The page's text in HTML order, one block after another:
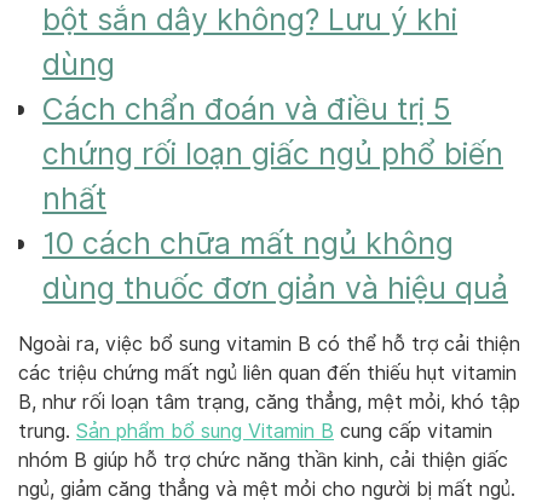
bột sắn dây không? Lưu ý khi
dùng
Cách chẩn đoán và điều trị 5
chứng rối loạn giấc ngủ phổ biến
nhất
10 cách chữa mất ngủ không
dùng thuốc đơn giản và hiệu quả
Ngoài ra, việc bổ sung vitamin B có thể hỗ trợ cải thiện
các triệu chứng mất ngủ liên quan đến thiếu hụt vitamin
B, như rối loạn tâm trạng, căng thẳng, mệt mỏi, khó tập
trung. Sản phẩm bổ sung Vitamin B cung cấp vitamin
nhóm B giúp hỗ trợ chức năng thần kinh, cải thiện giấc
ngủ, giảm căng thẳng và mệt mỏi cho người bị mất ngủ.